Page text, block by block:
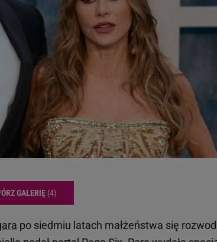
GALERIĘ (4)
po siedmiu latach małżeństwa się